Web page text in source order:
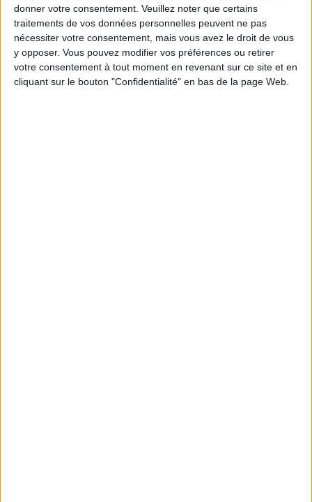
donner votre consentement. Veuillez noter que certains
traitements de vos données personnelles peuvent ne pas
nécessiter votre consentement, mais vous avez le droit de vous
y opposer. Vous pouvez modifier vos préférences ou retirer
votre consentement à tout moment en revenant sur ce site et en
cliquant sur le bouton "Confidentialité" en bas de la page Web.
Moins de
5 kilos
De 5 à 10
kilos
Plus de
10 kilos
Webinaires en direct Voir tout